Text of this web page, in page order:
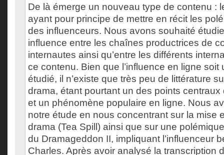
De là émerge un nouveau type de contenu :
ayant pour principe de mettre en récit les
des influenceurs. Nous avons souhaité
influence entre les chaînes productrices de
internautes ainsi qu’entre les différents
ce contenu. Bien que l’influence en ligne
étudié, il n’existe que très peu de littérature
drama, étant pourtant un des points
et un phénomène populaire en ligne. Nous
notre étude en nous concentrant sur la mise
drama (Tea Spill) ainsi que sur une
du Dramageddon II, impliquant l’influenceur
Charles. Après avoir analysé la transcription